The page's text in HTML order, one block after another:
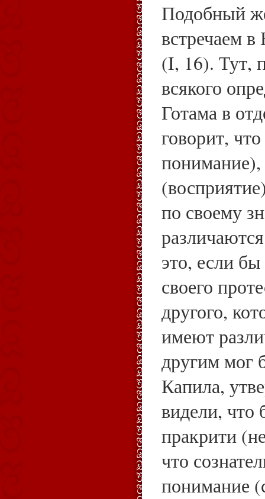
Подобный
встречаем
(I, 16). Тут,
всякого
Готама в
говорит,
понимание),
по своему
это, если
своего
другого,
имеют
другим мог
Капила,
видели, что
пракрити
что
понимание